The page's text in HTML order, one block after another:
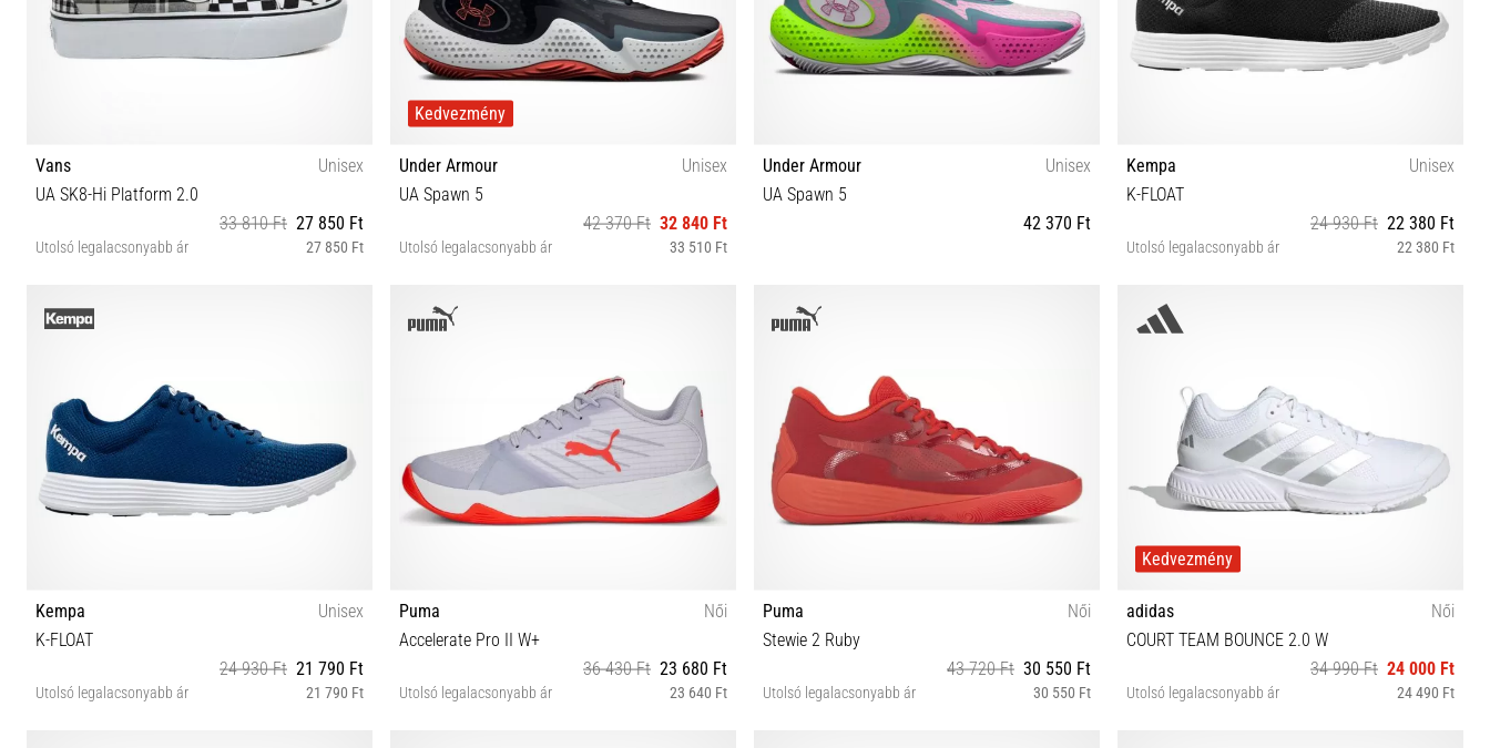
Vans
Unisex
UA SK8-Hi Platform 2.0
33 810 Ft 27 850 Ft
Utolsó legalacsonyabb ár 27 850 Ft
Kedvezmény
Under Armour
Unisex
UA Spawn 5
42 370 Ft 32 840 Ft
Utolsó legalacsonyabb ár 33 510 Ft
Under Armour
Unisex
UA Spawn 5
42 370 Ft
Kempa
Unisex
K-FLOAT
24 930 Ft 22 380 Ft
Utolsó legalacsonyabb ár 22 380 Ft
Kempa
Unisex
K-FLOAT
24 930 Ft 21 790 Ft
Utolsó legalacsonyabb ár 21 790 Ft
Puma
Női
Accelerate Pro II W+
36 430 Ft 23 680 Ft
Utolsó legalacsonyabb ár 23 640 Ft
Puma
Női
Stewie 2 Ruby
43 720 Ft 30 550 Ft
Utolsó legalacsonyabb ár 30 550 Ft
Kedvezmény
adidas
Női
COURT TEAM BOUNCE 2.0 W
34 990 Ft 24 000 Ft
Utolsó legalacsonyabb ár 24 490 Ft